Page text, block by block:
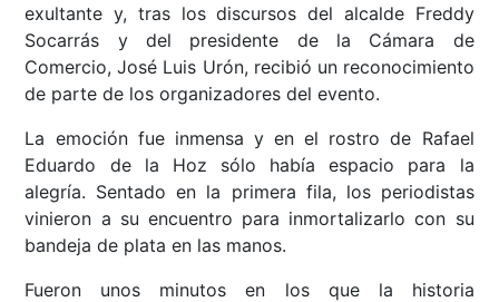
exultante y, tras los discursos del alcalde Freddy
Socarrás y del presidente de la Cámara de
Comercio, José Luis Urón, recibió un reconocimiento
de parte de los organizadores del evento.
La emoción fue inmensa y en el rostro de Rafael
Eduardo de la Hoz sólo había espacio para la
alegría. Sentado en la primera fila, los periodistas
vinieron a su encuentro para inmortalizarlo con su
bandeja de plata en las manos.
Fueron unos minutos en los que la historia